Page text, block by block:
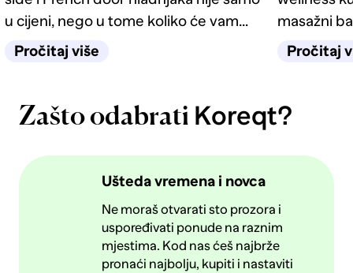
u cijeni, nego u tome koliko će vam
život u kuhinji biti jednostavan
Pročitaj više
masažni
Pročitaj
Zašto odabrati Koreqt?
Ušteda vremena i novca
Ne moraš otvarati sto prozora i
uspoređivati ponude na raznim
mjestima. Kod nas ćeš najbrže
pronaći najbolju, kupiti i nastaviti